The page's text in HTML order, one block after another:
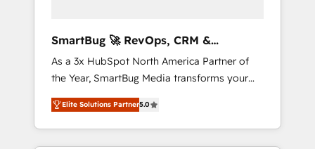
Hubで一体提供。 ▸ 既存CRM・MAからの移行
支援：Salesforce・Marketo・Pardot等からの
移行、カスタム設計、履歴データ移行と活用設
計まで。 ▸ AEO対応：ChatGPT・Perplexity等
のAI検索からの流入・引用を前提にコンテンツ
agents, and high-integrity migrations for total
reporting clarity. Security & Compliance: SOC
2 Type I and HIPAA attested for enterprise-
grade data security. 🏆 Why Bluleadz? GTM
OS Partner | 16+ Years Experience | 1,000+
Five-Star Reviews
SmartBug 🚀 RevOps, CRM &
Integration Experts
As a 3x HubSpot North America Partner of
the Year, SmartBug Media transforms your
customer lifecycle into a revenue engine. Our
unified ecosystem includes specialized
divisions Globalia (AI & Software) and Point
Success Media (Paid Media), making this the
Elite Solutions Partner5.0